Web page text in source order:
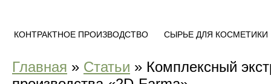
КОНТРАКТНОЕ ПРОИЗВОДСТВО СЫРЬЕ ДЛЯ КОСМЕТИКИ
Главная » Статьи » Комплексный